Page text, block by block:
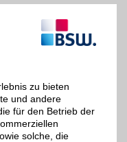
revolutionär
berührt,
nur Musik,
Botschaft:
sein,
jedem Alltag.
zu bieten
und andere
für den Betrieb der
solche, die